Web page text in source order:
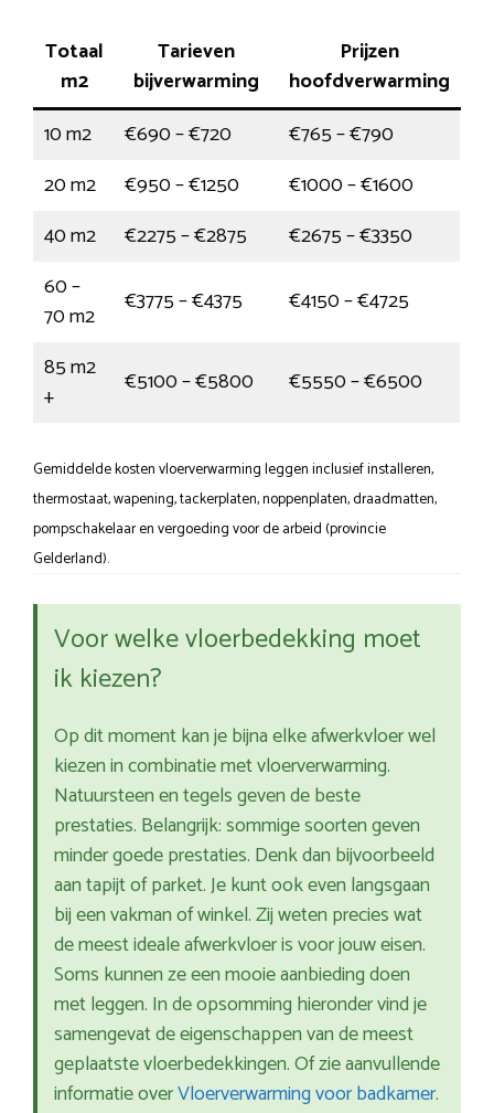
Totaal
m2
Tarieven
bijverwarming
Prijzen
hoofdverwarming
10 m2
€690 – €720
€765 – €790
20 m2
€950 – €1250
€1000 – €1600
40 m2
€2275 – €2875
€2675 – €3350
60 –
70 m2
€3775 – €4375
€4150 – €4725
85 m2
+
€5100 – €5800 €5550 – €6500
Gemiddelde kosten vloerverwarming leggen inclusief installeren,
thermostaat, wapening, tackerplaten, noppenplaten, draadmatten,
pompschakelaar en vergoeding voor de arbeid (provincie
Gelderland).
Voor welke vloerbedekking moet
ik kiezen?
Op dit moment kan je bijna elke afwerkvloer wel
kiezen in combinatie met vloerverwarming.
Natuursteen en tegels geven de beste
prestaties. Belangrijk: sommige soorten geven
minder goede prestaties. Denk dan bijvoorbeeld
aan tapijt of parket. Je kunt ook even langsgaan
bij een vakman of winkel. Zij weten precies wat
de meest ideale afwerkvloer is voor jouw eisen.
Soms kunnen ze een mooie aanbieding doen
met leggen. In de opsomming hieronder vind je
samengevat de eigenschappen van de meest
geplaatste vloerbedekkingen. Of zie aanvullende
informatie overVloerverwarming voor badkamer.